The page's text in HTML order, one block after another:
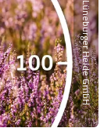
A A A